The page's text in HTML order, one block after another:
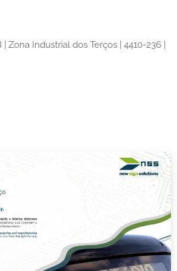
Zona Industrial dos Terços | 4410-236 |